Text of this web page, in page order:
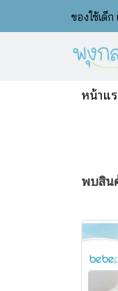
ของใช้เด็
หน้าแ
พบสิน